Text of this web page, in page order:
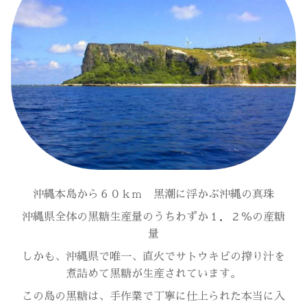
沖縄本島から６０ｋｍ 黒潮に浮かぶ沖縄の真珠
沖縄県全体の黒糖生産量のうちわずか１．２％の産糖
量
しかも、沖縄県で唯一、直火でサトウキビの搾り汁を
煮詰めて黒糖が生産されています。
この島の黒糖は、手作業で丁寧に仕上られた本当に入